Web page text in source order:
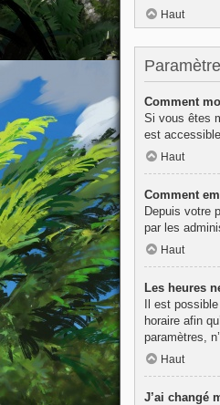
Haut
Comment
Si vous êtes
est
Haut
Comment
Depuis votre
par les
Haut
Les heures
Il est
horaire afin
paramètres,
Haut
J’ai changé